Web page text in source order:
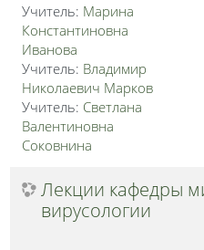
Учитель: Марина
Константиновна
Иванова
Учитель: Владимир
Николаевич Марков
Учитель: Светлана
Валентиновна
Соковнина
Лекции кафедры
вирусологии